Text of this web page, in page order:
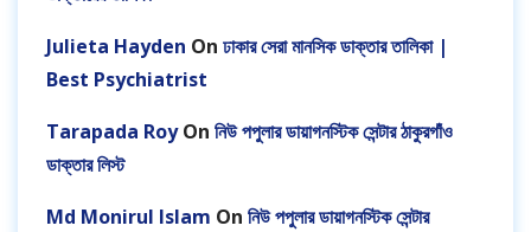
Julieta Hayden On ঢাকার সেরা মানসিক ডাক্তার তালিকা |
Best Psychiatrist
Tarapada RoyOn নিউ পপুলার ডায়াগনস্টিক সেন্টার ঠাকুরগাঁও
ডাক্তার লিস্ট
Md Monirul Islam On নিউ পপুলার ডায়াগনস্টিক সেন্টার